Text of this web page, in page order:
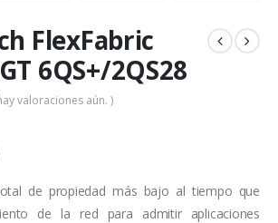
FlexFabric
6QS+/2QS28
valoraciones aún. )
de propiedad más bajo al tiempo que
de la red para admitir aplicaciones